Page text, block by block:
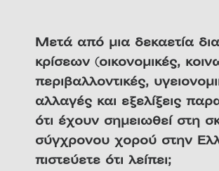
Μετά από μια δεκαετία
κρίσεων (οικονομικές,
περιβαλλοντικές,
αλλαγές και εξελίξεις
ότι έχουν σημειωθεί στη
σύγχρονου χορού στην
πιστεύετε ότι λείπει;